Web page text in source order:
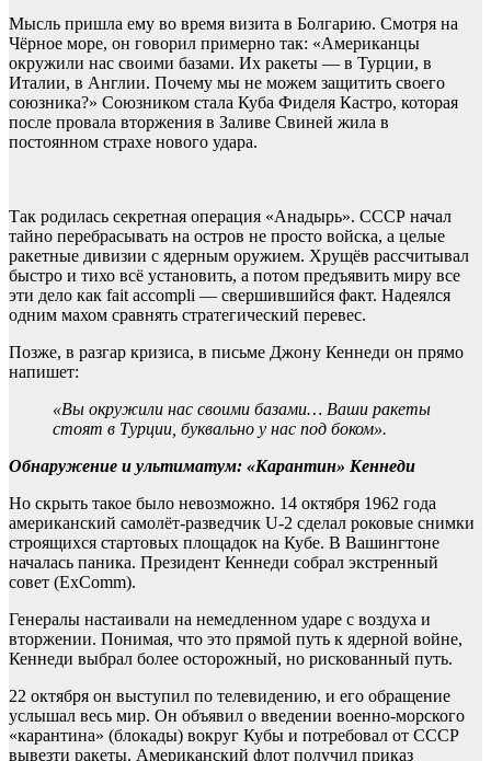
Мысль пришла ему во время визита в Болгарию. Смотря на
Чёрное море, он говорил примерно так: «Американцы
окружили нас своими базами. Их ракеты — в Турции, в
Италии, в Англии. Почему мы не можем защитить своего
союзника?» Союзником стала Куба Фиделя Кастро, которая
после провала вторжения в Заливе Свиней жила в
постоянном страхе нового удара.
Так родилась секретная операция «Анадырь». СССР начал
тайно перебрасывать на остров не просто войска, а целые
ракетные дивизии с ядерным оружием. Хрущёв рассчитывал
быстро и тихо всё установить, а потом предъявить миру все
эти дело как fait accompli — свершившийся факт. Надеялся
одним махом сравнять стратегический перевес.
Позже, в разгар кризиса, в письме Джону Кеннеди он прямо
напишет:
«Вы окружили нас своими базами… Ваши ракеты
стоят в Турции, буквально у нас под боком».
Обнаружение и ультиматум: «Карантин» Кеннеди
Но скрыть такое было невозможно. 14 октября 1962 года
американский самолёт-разведчик U-2 сделал роковые снимки
строящихся стартовых площадок на Кубе. В Вашингтоне
началась паника. Президент Кеннеди собрал экстренный
совет (ExComm).
Генералы настаивали на немедленном ударе с воздуха и
вторжении. Понимая, что это прямой путь к ядерной войне,
Кеннеди выбрал более осторожный, но рискованный путь.
22 октября он выступил по телевидению, и его обращение
услышал весь мир. Он объявил о введении военно-морского
«карантина» (блокады) вокруг Кубы и потребовал от СССР
вывезти ракеты. Американский флот получил приказ